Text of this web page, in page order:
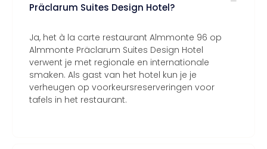
Präclarum Suites Design Hotel?
Ja, het à la carte restaurant Almmonte 96 op
Almmonte Präclarum Suites Design Hotel
verwent je met regionale en internationale
smaken. Als gast van het hotel kun je je
verheugen op voorkeursreserveringen voor
tafels in het restaurant.